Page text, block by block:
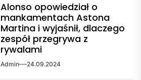
Alonso opowiedział o
mankamentach Astona
Martina i wyjaśnił, dlaczego
zespół przegrywa z
rywalami
Admin 24.09.2024